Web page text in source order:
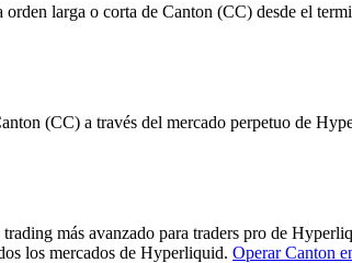
larga o corta de Canton (CC) desde el
(CC) a través del mercado perpetuo de
más avanzado para traders pro de
los mercados de Hyperliquid. Operar Canton